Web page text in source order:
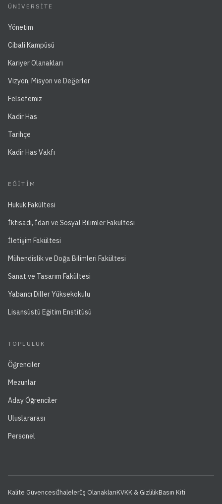
ÜNIVERSITE
Yönetim
Cibali Kampüsü
Kariyer Olanakları
Vizyon, Misyon ve Değerler
Felsefemiz
Kadir Has
Tarihçe
Kadir Has Vakfı
EĞITIM
Hukuk Fakültesi
İktisadi, İdari ve Sosyal Bilimler Fakültesi
İletişim Fakültesi
Mühendislik ve Doğa Bilimleri Fakültesi
Sanat ve Tasarım Fakültesi
Yabancı Diller Yüksekokulu
Lisansüstü Eğitim Enstitüsü
TOPLULUK
Öğrenciler
Mezunlar
Aday Öğrenciler
Uluslararası
Personel
Kalite Güvencesiİhalelerİş OlanaklarıKVKK & GizlilikBasın Kiti